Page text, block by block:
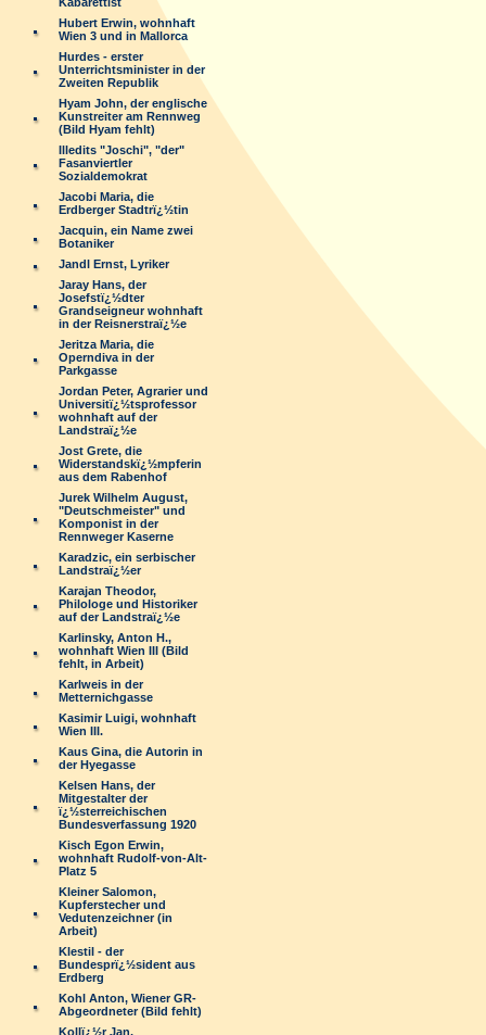
Hubert Erwin, wohnhaft
Wien 3 und in Mallorca
Hurdes - erster
Unterrichtsminister in der
Zweiten Republik
Hyam John, der englische
Kunstreiter am Rennweg
(Bild Hyam fehlt)
Illedits "Joschi", "der"
Fasanviertler
Sozialdemokrat
Jacobi Maria, die
Erdberger Stadtrï¿½tin
Jacquin, ein Name zwei
Botaniker
Jandl Ernst, Lyriker
Jaray Hans, der
Josefstï¿½dter
Grandseigneur wohnhaft
in der Reisnerstraï¿½e
Jeritza Maria, die
Operndiva in der
Parkgasse
Jordan Peter, Agrarier und
Universitï¿½tsprofessor
wohnhaft auf der
Landstraï¿½e
Jost Grete, die
Widerstandskï¿½mpferin
aus dem Rabenhof
Jurek Wilhelm August,
"Deutschmeister" und
Komponist in der
Rennweger Kaserne
Karadzic, ein serbischer
Landstraï¿½er
Karajan Theodor,
Philologe und Historiker
auf der Landstraï¿½e
Karlinsky, Anton H.,
wohnhaft Wien III (Bild
fehlt, in Arbeit)
Karlweis in der
Metternichgasse
Kasimir Luigi, wohnhaft
Wien III.
Kaus Gina, die Autorin in
der Hyegasse
Kelsen Hans, der
Mitgestalter der
ï¿½sterreichischen
Bundesverfassung 1920
Kisch Egon Erwin,
wohnhaft Rudolf-von-Alt-
Platz 5
Kleiner Salomon,
Kupferstecher und
Vedutenzeichner (in
Arbeit)
Klestil - der
Bundesprï¿½sident aus
Erdberg
Kohl Anton, Wiener GR-
Abgeordneter (Bild fehlt)
Kollï¿½r Jan,